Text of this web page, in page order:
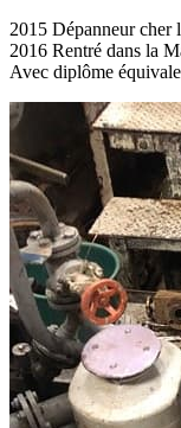
2015 Dépanneur cher
2016 Rentré dans la
Avec diplôme